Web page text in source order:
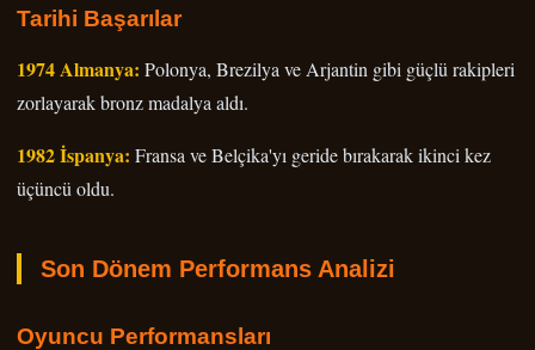
Tarihi Başarılar
1974 Almanya: Polonya, Brezilya ve Arjantin gibi güçlü rakipleri
zorlayarak bronz madalya aldı.
1982 İspanya: Fransa ve Belçika'yı geride bırakarak ikinci kez
üçüncü oldu.
Son Dönem Performans Analizi
Oyuncu Performansları